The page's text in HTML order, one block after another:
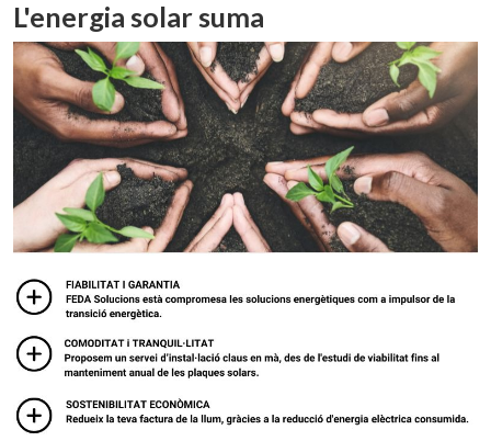
L'energia solar suma